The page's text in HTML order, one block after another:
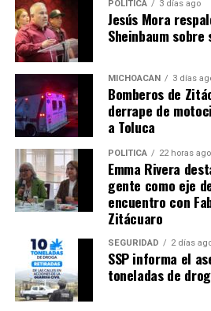
Comparte con:
Me gusta esto:
POLÍTICA 3 días ago
Jesús Mora
Sheinbaum
MICHOACÁN 3 días
Bomberos de
derrape de
a Toluca
POLÍTICA 22 horas ago
Emma Rivera
gente como eje
encuentro con
Zitácuaro
SEGURIDAD 2 días
SSP informa el
toneladas de